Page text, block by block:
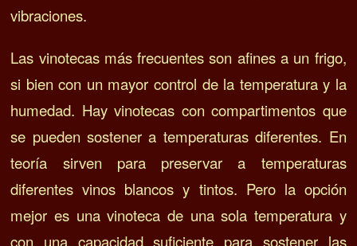
vibraciones.
Las vinotecas más frecuentes son afines a un frigo,
si bien con un mayor control de la temperatura y la
humedad. Hay vinotecas con compartimentos que
se pueden sostener a temperaturas diferentes. En
teoría sirven para preservar a temperaturas
diferentes vinos blancos y tintos. Pero la opción
mejor es una vinoteca de una sola temperatura y
con una capacidad suficiente para sostener las